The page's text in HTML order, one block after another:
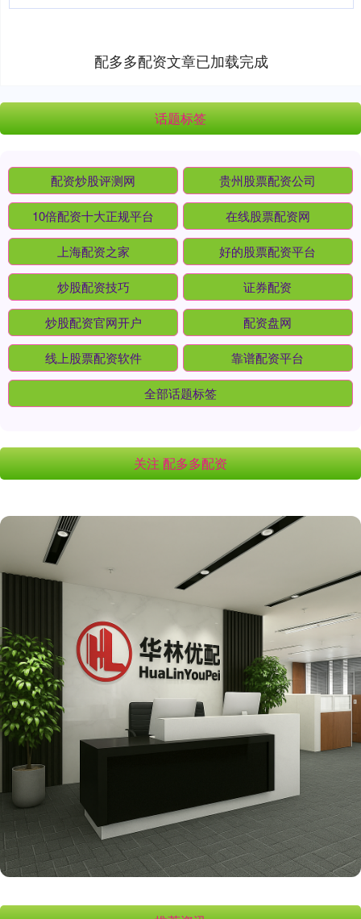
配多多配资文章已加载完成
话题标签
配资炒股评测网 贵州股票配资公司
10倍配资十大正规平台 在线股票配资网
上海配资之家 好的股票配资平台
炒股配资技巧 证券配资
炒股配资官网开户 配资盘网
线上股票配资软件 靠谱配资平台
全部话题标签
关注 配多多配资